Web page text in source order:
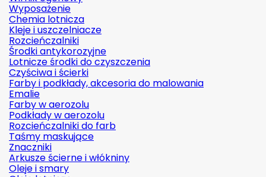
Wyposażenie
Chemia lotnicza
Kleje i uszczelniacze
Rozcieńczalniki
Środki antykorozyjne
Lotnicze środki do czyszczenia
Czyściwa i ścierki
Farby i podkłady, akcesoria do malowania
Emalie
Farby w aerozolu
Podkłady w aerozolu
Rozcieńczalniki do farb
Taśmy maskujące
Znaczniki
Arkusze ścierne i włókniny
Oleje i smary